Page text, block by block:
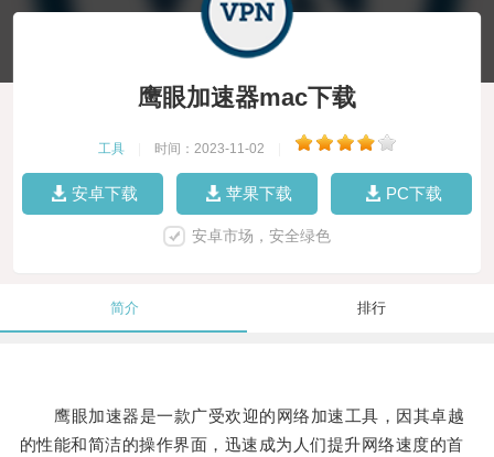
鹰眼加速器mac下载
工具 时间：2023-11-02
安卓下载 苹果下载 PC下载
安卓市场，安全绿色
简介 排行
鹰眼加速器是一款广受欢迎的网络加速工具，因其卓越
的性能和简洁的操作界面，迅速成为人们提升网络速度的首